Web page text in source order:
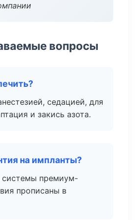
вопросы
седацией, для
и закись азота.
на импланты?
системы премиум-
прописаны в